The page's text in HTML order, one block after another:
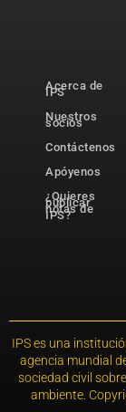
Acerca de
IPS
Nuestros
socios
Contáctenos
Apóyenos
¿Quieres
publicar
notas de
IPS?
IPS es una
agencia mundial
sociedad civil
ambiente.